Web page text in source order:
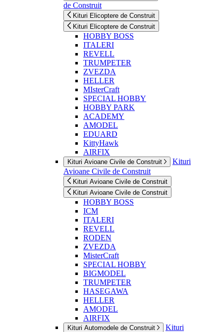
de Construit
Kituri Elicoptere de Construit
Kituri Elicoptere de Construit
HOBBY BOSS
ITALERI
REVELL
TRUMPETER
ZVEZDA
HELLER
MIsterCraft
SPECIAL HOBBY
HOBBY PARK
ACADEMY
AMODEL
EDUARD
KittyHawk
AIRFIX
Kituri Avioane Civile de Construit
Kituri
Avioane Civile de Construit
Kituri Avioane Civile de Construit
Kituri Avioane Civile de Construit
HOBBY BOSS
ICM
ITALERI
REVELL
RODEN
ZVEZDA
MisterCraft
SPECIAL HOBBY
BIGMODEL
TRUMPETER
HASEGAWA
HELLER
AMODEL
AIRFIX
Kituri Automodele de Construit
Kituri